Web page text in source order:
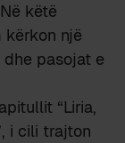
këtë
një
pasojat e
“Liria,
i cili trajton